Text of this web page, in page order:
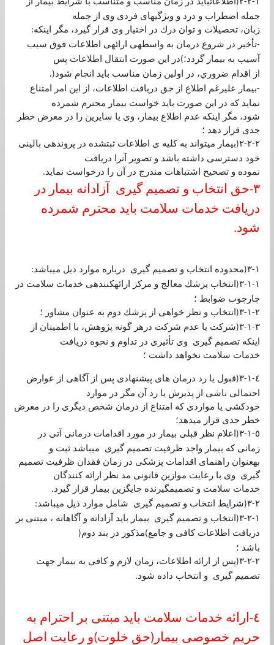
-
-
(
جمله اضطراب و درد و ويژگيهای فردی وی از جمله
زبان، تحصيلات و توان درك در اختيار وی قرار گيرد، مگر اينكه:
-تأخير در شروع درمان به واسطهی ارائهی اطلاعات فوق سبب
آسيب به بيمار گردد؛)در اين صورت انتقال اطلاعات پس
از اقدام ضروري، در اولين زمان مناسب بايد انجام شود(.
-بيمار عليرغم اطلاع از حق دريافت اطلاعات، از اين امر امتناع
نمايد كه در اين صورت بايد خواست بيمار محترم شمرده
شود، مگر اينكه عدم اطلاع بيمار، وی يا سايرين را در معرض خطر
جدی قرار دهد ؛
٢-٢-٢(بيمار ميتواند به كليه ی اطلاعات ثبتشده در پروندهی بالينی
خود دسترسی داشته باشد و تصوير آنرا دريافت
نموده و تصحيح اشتباهات مندرج در آن را درخواست نمايد.
٣-حق انتخاب و تصميم گيری آزادانه بيمار در
دريافت خدمات سلامت بايد محترم شمرده
شود.
١ -٣(محدوده انتخاب و تصميم گيری درباره موارد ذيل ميباشد:
١ -١ -٣( انتخاب پزشك معالج و مركز ارائهكنندهی خدمات سلامت در
چارچوب ضوابط ؛
٢-١ -٣( انتخاب و نظر خواهی از پزشك دوم به عنوان مشاور ؛
٣-١ -٣(شركت يا عدم شركت درهر گونه پژوهش، با اطمينان از
اينكه تصميم گيری وی تأثيری در تداوم و نحوه دريافت
خدمات سلامت نخواهد داشت ؛
٤-١ -٣(قبول يا رد درمان های پيشنهادی پس از آگاهی از عوارض
احتمالی ناشی از پذيرش يا رد آن مگر در موارد
خودكشی يا مواردی كه امتناع از درمان شخص ديگری را در معرض
خطر جدی قرار ميدهد؛
٥-١ -٣( اعلام نظر قبلی بيمار در مورد اقدامات درمانی آتی در
زمانی كه بيمار واجد ظرفيت تصميم گيری ميباشد ثبت و
بهعنوان راهنمای اقدامات پزشكی در زمان فقدان ظرفيت تصميم
گيری وی با رعايت موازين قانونی مد نظر ارائه كنندگان
خدمات سلامت و تصميمگيرنده جايگزين بيمار قرار گيرد.
٢-٣(شرايط انتخاب و تصميم گيری شامل موارد ذيل ميباشد:
١ -٢-٣( انتخاب و تصميم گيری بيمار بايد آزادانه و آگاهانه ، مبتنی بر
دريافت اطلاعات كافی و جامع)مذكور در بند دوم(
باشد ؛
٢-٢-٣(پس از ارائه اطلاعات، زمان لازم و كافی به بيمار جهت
تصميم گيری و انتخاب داده شود.
٤- ارائه خدمات سلامت بايد مبتنی بر احترام به
حريم خصوصی بيمار )حق خلوت(و رعايت اصل